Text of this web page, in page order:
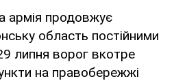
армія продовжує
область постійними
липня ворог вкотре
на правобережжі